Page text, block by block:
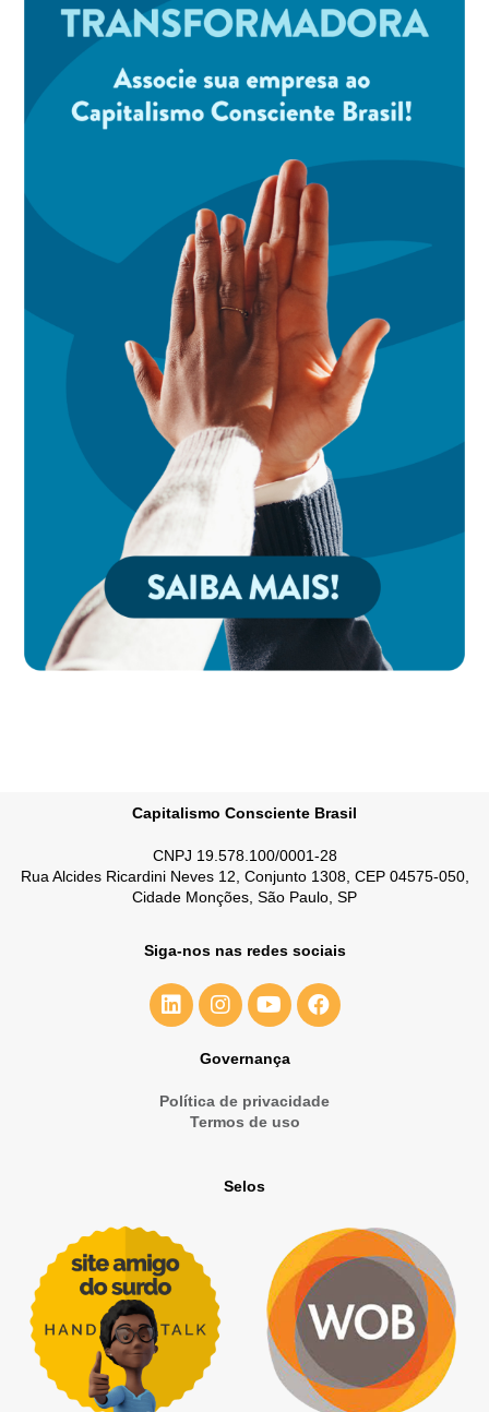
Capitalismo Consciente Brasil
CNPJ 19.578.100/0001-28
Rua Alcides Ricardini Neves 12, Conjunto 1308, CEP 04575-050,
Cidade Monções, São Paulo, SP
Siga-nos nas redes sociais
Governança
Política de privacidade
Termos de uso
Selos